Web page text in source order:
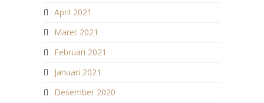
April 2021
Maret 2021
Februari 2021
Januari 2021
Desember 2020